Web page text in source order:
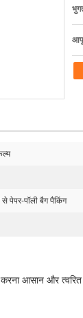
पेपर-पॉली बैग पैकिंग
आसान और त्वरित